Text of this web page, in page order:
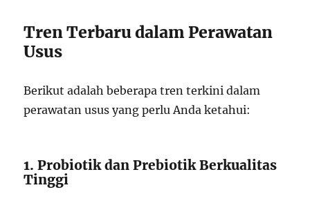
Tren Terbaru dalam Perawatan
Usus
Berikut adalah beberapa tren terkini dalam
perawatan usus yang perlu Anda ketahui:
1. Probiotik dan Prebiotik Berkualitas
Tinggi